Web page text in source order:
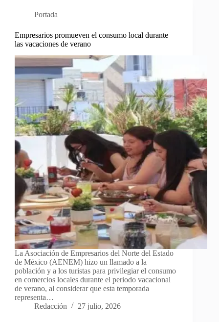
Portada
Empresarios promueven el consumo local durante
las vacaciones de verano
La Asociación de Empresarios del Norte del Estado
de México (AENEM) hizo un llamado a la
población y a los turistas para privilegiar el consumo
en comercios locales durante el periodo vacacional
de verano, al considerar que esta temporada
representa…
Redacción
27 julio, 2026